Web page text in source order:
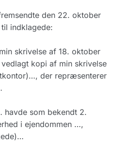
den 22. oktober
indklagede:
skrivelse af 18. oktober
kopi af min skrivelse
der repræsenterer
som bekendt 2.
i ejendommen …,